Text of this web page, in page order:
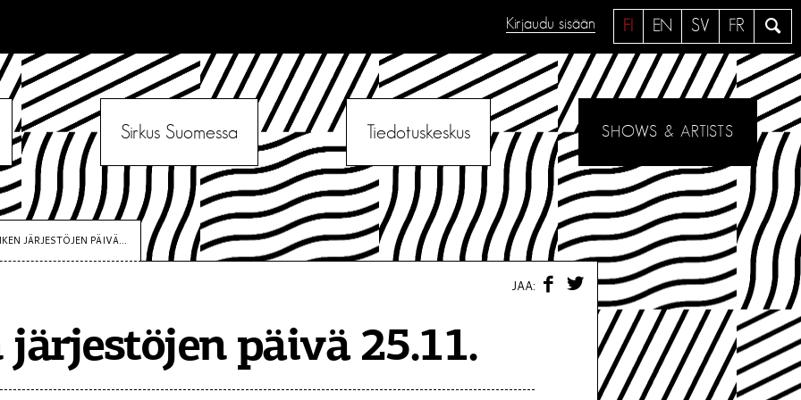
a
e
FI EN SV FR
Kirjaudu sisään
Sirkus Suomessa Tiedotuskeskus SHOWS & ARTISTS
JÄRJESTÖJEN PÄIVÄ...
järjestöjen päivä 25.11.
JAA:
F
W